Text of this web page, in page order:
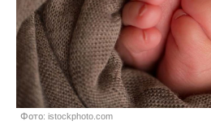
Фото: istockphoto.com